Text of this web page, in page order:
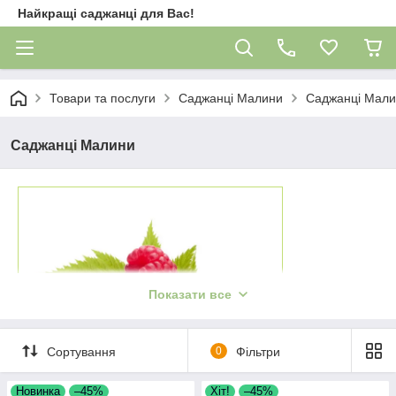
Найкращі саджанці для Вас!
Товари та послуги Саджанці Малини Саджанці
Саджанці Малини
Показати все
Сортування 0 Фільтри
Новинка –45% Хіт! –45%